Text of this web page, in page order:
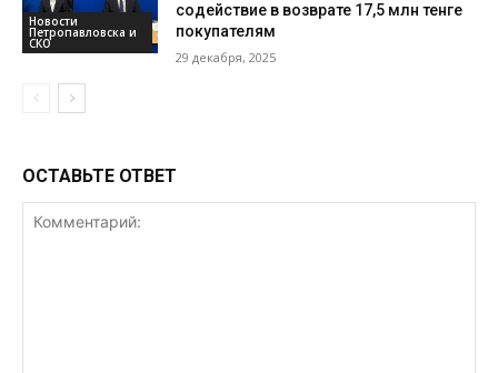
Новости
Петропавловска и
СКО
содействие в возврате 17,5 млн тенге
покупателям
29 декабря, 2025
ОСТАВЬТЕ ОТВЕТ